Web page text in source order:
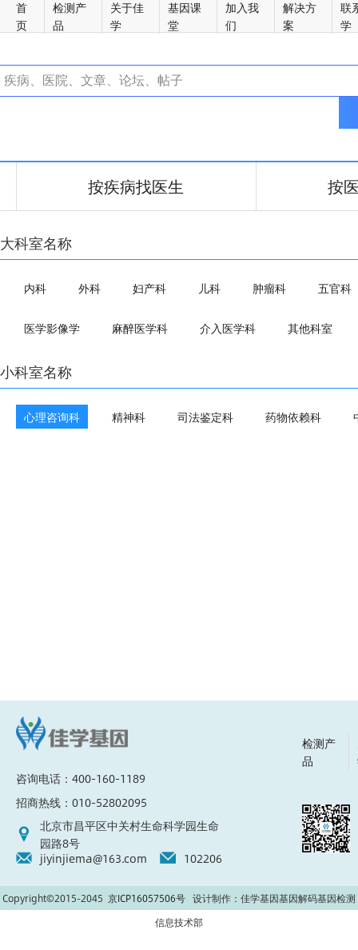
首
页
检测产
品
关于佳
学
基因课
堂
加入我
们
解决方
案
联
学
按疾病找医生 按
大科室名称
内科 外科 妇产科 儿科 肿瘤科 五官科
医学影像学 麻醉医学科 介入医学科 其他科室
小科室名称
心理咨询科 精神科 司法鉴定科 药物依赖科
咨询电话：400-160-1189
招商热线：010-52802095
北京市昌平区中关村生命科学园生命
园路8号
jiyinjiema@163.com
102206
检测产
品
Copyright©2015-2045 京ICP16057506号 设计制作：佳学基因基因解码基因检测
信息技术部